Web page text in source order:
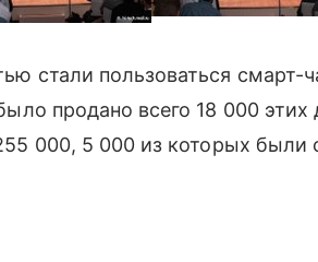
стали пользоваться смарт-
продано всего 18 000 этих
000, 5 000 из которых были